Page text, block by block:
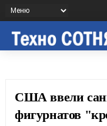
США ввели
фигурнатов